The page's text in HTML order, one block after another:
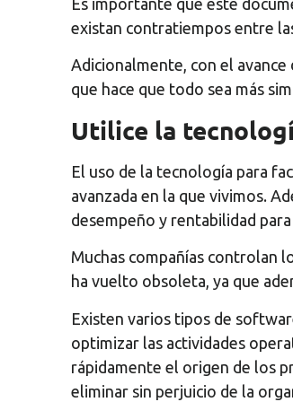
Es importante que este
existan contratiempos entre
Adicionalmente, con el
que hace que todo sea más
Utilice la
El uso de la tecnología para
avanzada en la que vivimos.
desempeño y rentabilidad
Muchas compañías controlan
ha vuelto obsoleta, ya que
Existen varios tipos de
optimizar las actividades
rápidamente el origen de los
eliminar sin perjuicio de la